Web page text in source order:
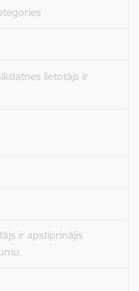
lietotājs ir
ir apstiprinājis